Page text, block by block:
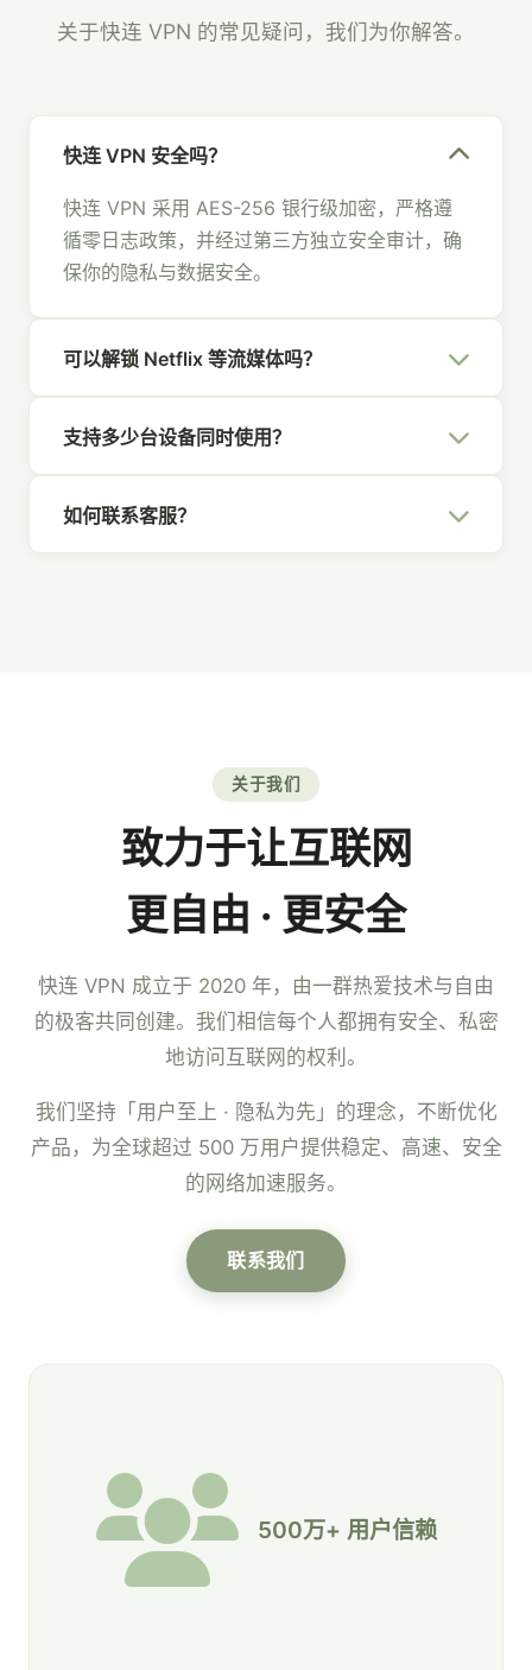
关于快连 VPN 的常见疑问，我们为你解答。
快连 VPN 安全吗？
快连 VPN 采用 AES-256 银行级加密，严格遵
循零日志政策，并经过第三方独立安全审计，确
保你的隐私与数据安全。
可以解锁 Netflix 等流媒体吗？
支持 Netflix、Hulu、Disney+、YouTube 等主
流平台，畅享全球内容。
支持多少台设备同时使用？
盖你的所有设备，全家共享安全网络。
如何联系客服？
关于我们
致力于让互联网
更自由 · 更安全
快连 VPN 成立于 2020 年，由一群热爱技术与自由
的极客共同创建。我们相信每个人都拥有安全、私密
地访问互联网的权利。
我们坚持「用户至上 · 隐私为先」的理念，不断优化
产品，为全球超过 500 万用户提供稳定、高速、安全
的网络加速服务。
联系我们
500万+ 用户信赖